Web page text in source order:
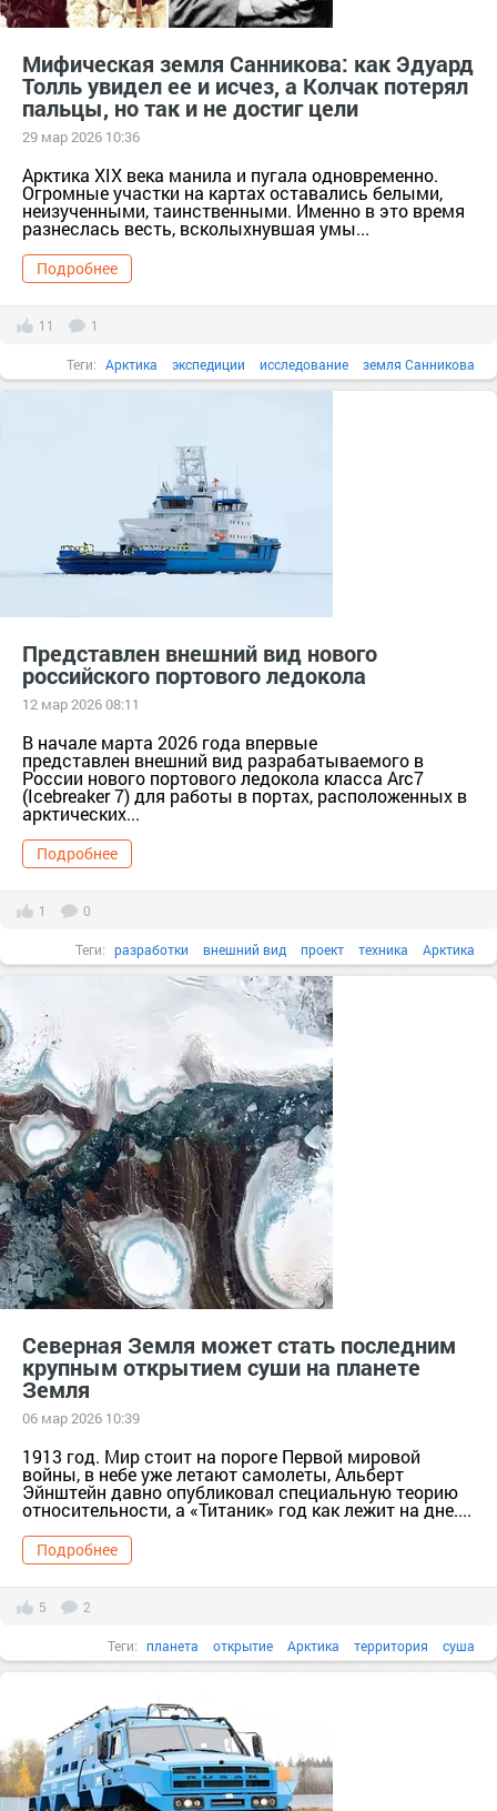
Мифическая земля Санникова: как Эдуард
Толль увидел ее и исчез, а Колчак потерял
пальцы, но так и не достиг цели
29 мар 2026 10:36
Арктика XIX века манила и пугала одновременно.
Огромные участки на картах оставались белыми,
неизученными, таинственными. Именно в это время
разнеслась весть, всколыхнувшая умы...
Подробнее
11 1
Теги: Арктика экспедиции исследование земля Санникова
Представлен внешний вид нового
российского портового ледокола
12 мар 2026 08:11
В начале марта 2026 года впервые
представлен внешний вид разрабатываемого в
России нового портового ледокола класса Arc7
(Icebreaker 7) для работы в портах, расположенных в
арктических...
Подробнее
1 0
Теги: разработки внешний вид проект техника Арктика
ледокол
Северная Земля может стать последним
крупным открытием суши на планете
Земля
06 мар 2026 10:39
1913 год. Мир стоит на пороге Первой мировой
войны, в небе уже летают самолеты, Альберт
Эйнштейн давно опубликовал специальную теорию
относительности, а «Титаник» год как лежит на дне....
Подробнее
5 2
Теги: планета открытие Арктика территория суша